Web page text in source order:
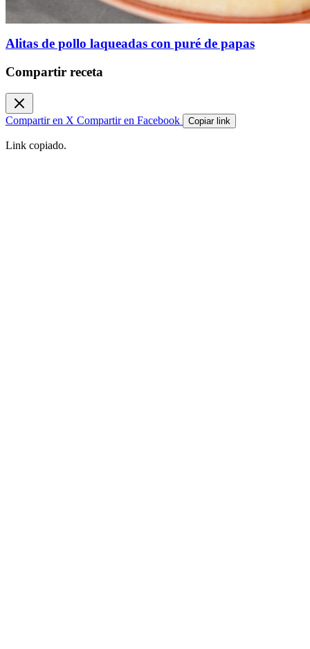
Alitas de pollo laqueadas con puré de papas
Compartir receta
Compartir en X Compartir en Facebook Copiar link
Link copiado.